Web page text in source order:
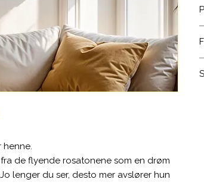
henne.
de flyende rosatonene som en drøm
lenger du ser, desto mer avslører hun